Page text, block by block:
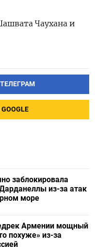
Чаухана и
заблокировала
из-за атак
море
Армении мощный
похуже» из-за